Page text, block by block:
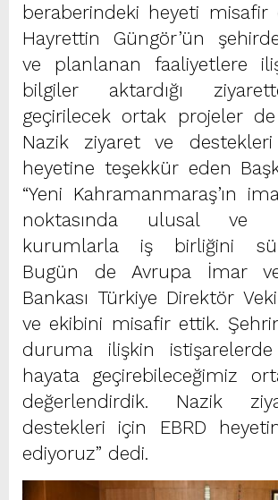
beraberindeki heyeti misafir
Hayrettin Güngör’ün
ve planlanan faaliyetlere
bilgiler aktardığı
geçirilecek ortak projeler
Nazik ziyaret ve
heyetine teşekkür eden
“Yeni Kahramanmaraş’ın
noktasında ulusal ve
kurumlarla iş birliğini
Bugün de Avrupa İmar
Bankası Türkiye Direktör
ve ekibini misafir ettik.
duruma ilişkin
hayata geçirebileceğimiz
değerlendirdik. Nazik
destekleri için EBRD
ediyoruz” dedi.